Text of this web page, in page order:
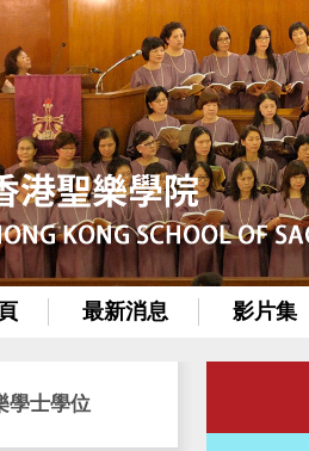
最新消息 影片集
學士學位